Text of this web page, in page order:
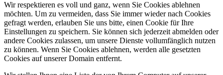
Wir respektieren es voll und ganz, wenn Sie Cookies ablehnen
möchten. Um zu vermeiden, dass Sie immer wieder nach Cookies
gefragt werden, erlauben Sie uns bitte, einen Cookie für Ihre
Einstellungen zu speichern. Sie können sich jederzeit abmelden oder
andere Cookies zulassen, um unsere Dienste vollumfänglich nutzen
zu können. Wenn Sie Cookies ablehnen, werden alle gesetzten
Cookies auf unserer Domain entfernt.